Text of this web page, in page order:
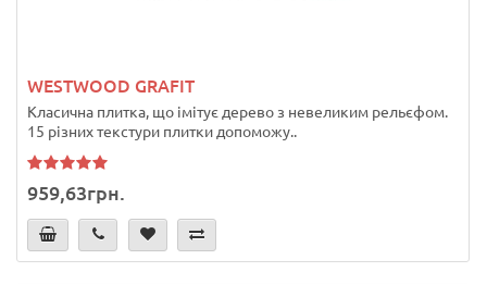
WESTWOOD GRAFIT
Класична плитка, що імітує дерево з невеликим рельєфом.
15 різних текстури плитки допоможу..
959,63грн.